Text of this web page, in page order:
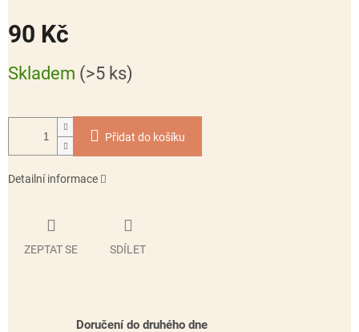
90 Kč
cena:
Skladem (>5 ks)
Přidat do košíku
Detailní informace
ZEPTAT SE SDÍLET
Doručení do druhého dne